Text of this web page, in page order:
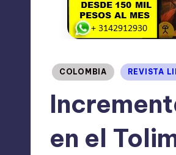
Publicado
COLOMBIA REVISTA
en el